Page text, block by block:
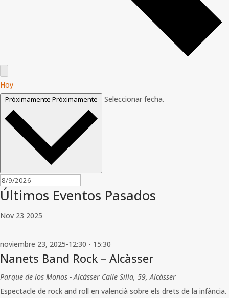
Hoy
Próximamente Próximamente Seleccionar fecha.
Últimos Eventos Pasados
Nov 23 2025
noviembre 23, 2025-12:30 - 15:30
Nanets Band Rock – Alcàsser
Parque de los Monos - Alcàsser Calle Silla, 59, Alcàsser
Espectacle de rock and roll en valencià sobre els drets de la infància.